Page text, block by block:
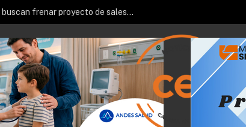
58 dirigentes vecinales de Calama se capacitan prevención de drogas, violencia intrafamiliar y Comisaría Virtual